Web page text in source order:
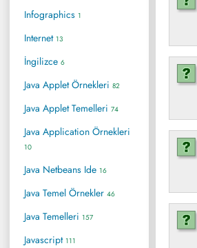
Infographics 1
Internet 13
İngilizce 6
Java Applet Örnekleri 82
Java Applet Temelleri 74
Java Application Örnekleri
10
Java Netbeans Ide 16
Java Temel Örnekler 46
Java Temelleri 157
Javascript 111